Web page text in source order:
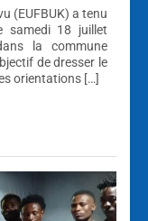
(EUFBUK) a tenu
samedi 18 juillet
la commune
de dresser le
orientations […]